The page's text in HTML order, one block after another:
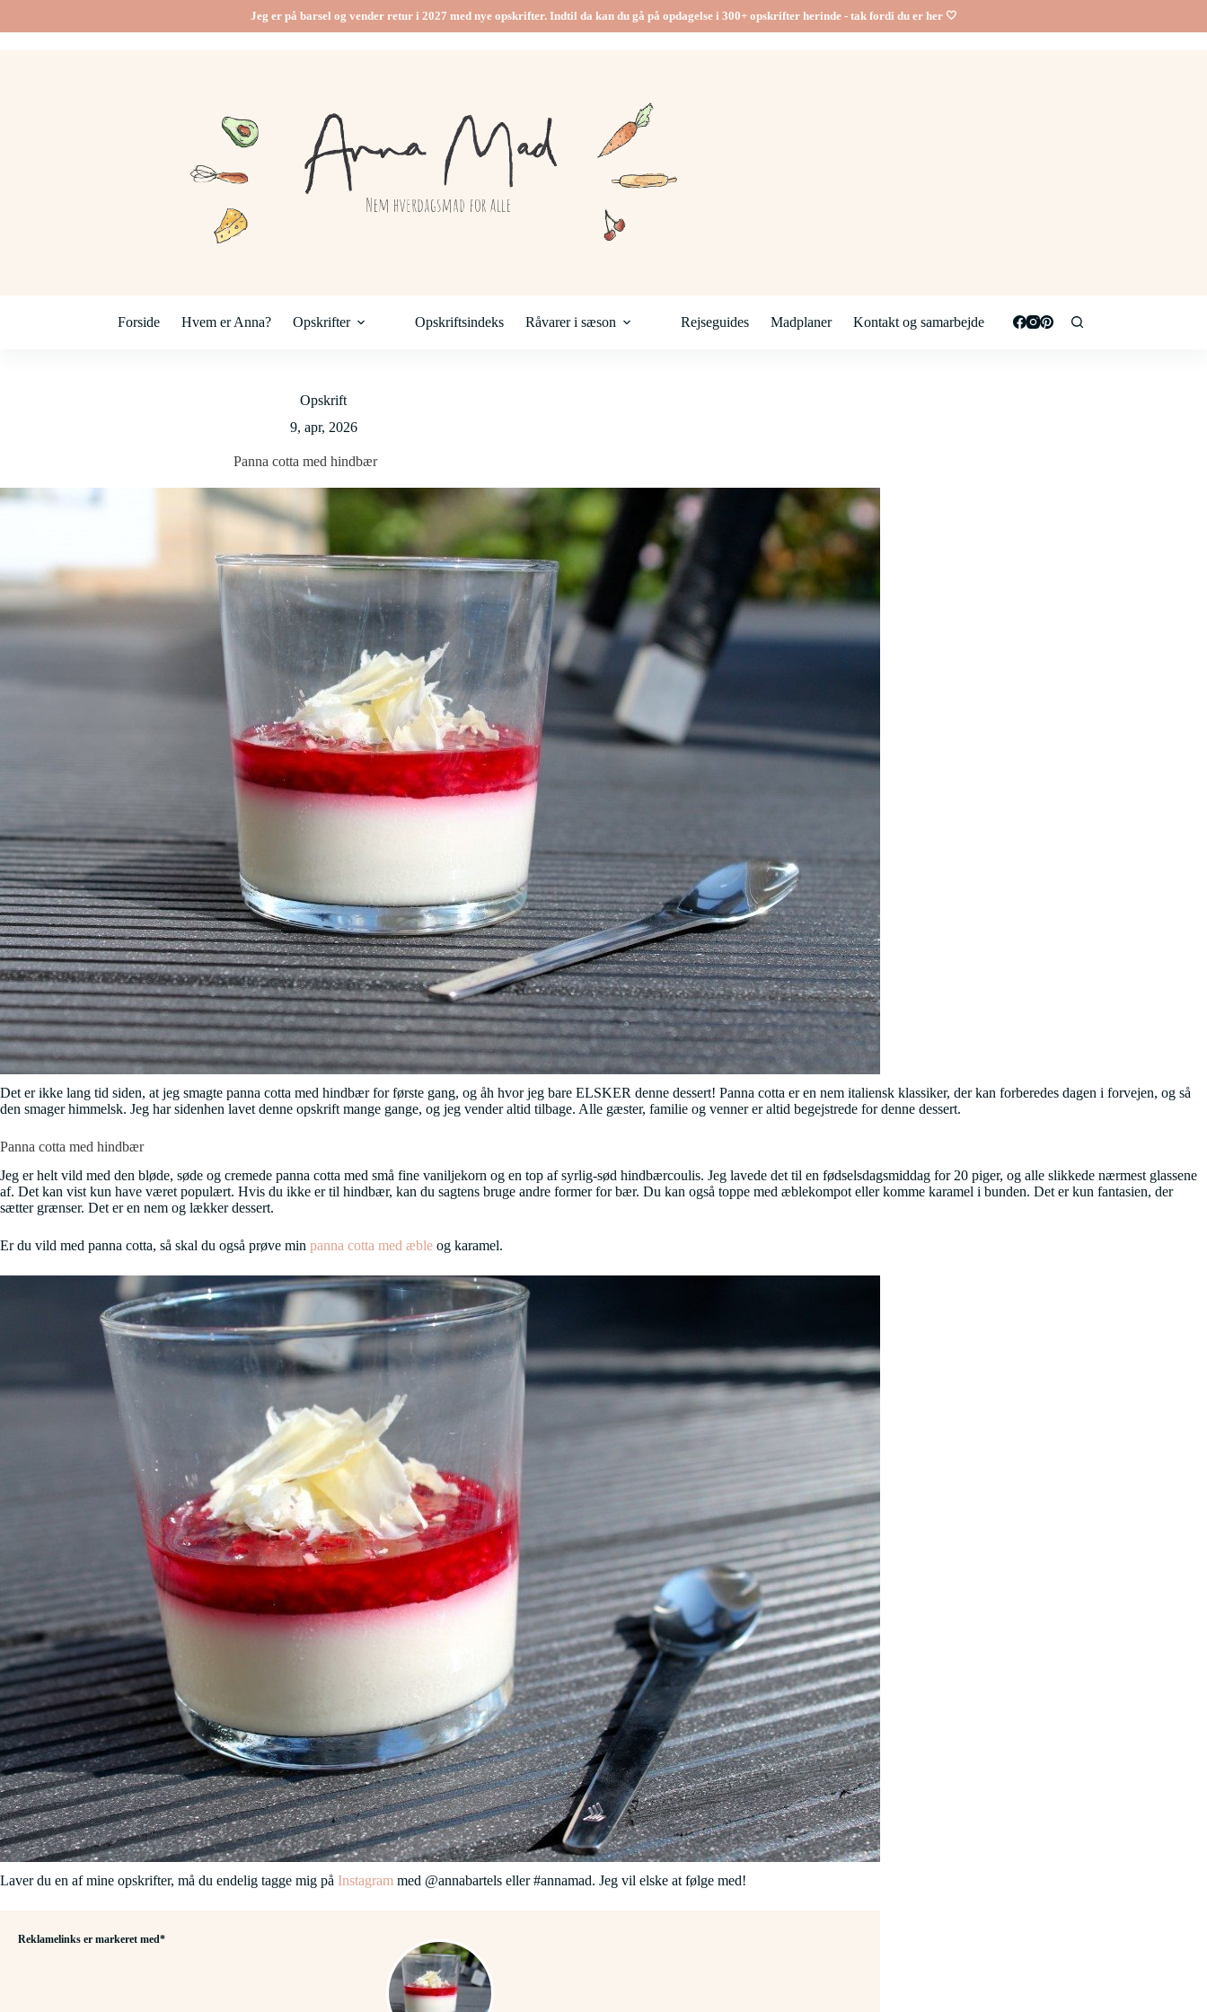
Jeg er på barsel og vender retur i 2027 med nye opskrifter. Indtil da kan du gå på opdagelse i 300+ opskrifter herinde - tak fordi du er her 🤍
Forside Hvem er Anna? Opskrifter Opskriftsindeks Råvarer i sæson Rejseguides Madplaner Kontakt og samarbejde
Opskrift
9, apr, 2026
Panna cotta med hindbær
Det er ikke lang tid siden, at jeg smagte panna cotta med hindbær for første gang, og åh hvor jeg bare ELSKER denne dessert! Panna cotta er en nem italiensk klassiker, der kan forberedes dagen i forvejen, og så
den smager himmelsk. Jeg har sidenhen lavet denne opskrift mange gange, og jeg vender altid tilbage. Alle gæster, familie og venner er altid begejstrede for denne dessert.
Panna cotta med hindbær
Jeg er helt vild med den bløde, søde og cremede panna cotta med små fine vaniljekorn og en top af syrlig-sød hindbærcoulis. Jeg lavede det til en fødselsdagsmiddag for 20 piger, og alle slikkede nærmest glassene
af. Det kan vist kun have været populært. Hvis du ikke er til hindbær, kan du sagtens bruge andre former for bær. Du kan også toppe med æblekompot eller komme karamel i bunden. Det er kun fantasien, der
sætter grænser. Det er en nem og lækker dessert.
Er du vild med panna cotta, så skal du også prøve min panna cotta med æble og karamel.
Laver du en af mine opskrifter, må du endelig tagge mig på Instagram med @annabartels eller #annamad. Jeg vil elske at følge med!
Reklamelinks er markeret med*